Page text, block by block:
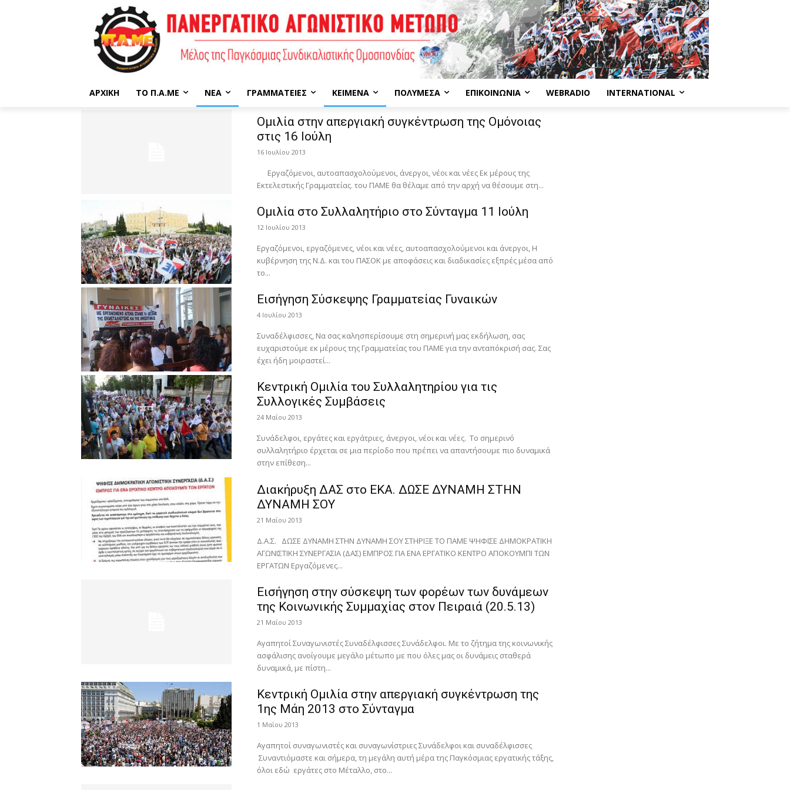
ΑΡΧΙΚΉ ΤΟ Π.Α.ΜΕ ΝΈΑ ΓΡΑΜΜΑΤΕΊΕΣ ΚΕΊΜΕΝΑ ΠΟΛΥΜΈΣΑ ΕΠΙΚΟΙΝΩΝΊΑ WEBRADIO INTERNATIONAL
Ομιλία στην απεργιακή συγκέντρωση της Ομόνοιας
στις 16 Ιούλη
16 Ιουλίου 2013
Εργαζόμενοι, αυτοαπασχολούμενοι, άνεργοι, νέοι και νέες Εκ μέρους της
Εκτελεστικής Γραμματείας. του ΠΑΜΕ θα θέλαμε από την αρχή να θέσουμε στη...
Ομιλία στο Συλλαλητήριο στο Σύνταγμα 11 Ιούλη
12 Ιουλίου 2013
Εργαζόμενοι, εργαζόμενες, νέοι και νέες, αυτοαπασχολούμενοι και άνεργοι, H
κυβέρνηση της Ν.Δ. και του ΠΑΣΟΚ με αποφάσεις και διαδικασίες εξπρές μέσα από
το...
Εισήγηση Σύσκεψης Γραμματείας Γυναικών
4 Ιουλίου 2013
Συναδέλφισσες, Να σας καλησπερίσουμε στη σημερινή μας εκδήλωση, σας
ευχαριστούμε εκ μέρους της Γραμματείας του ΠΑΜΕ για την ανταπόκρισή σας. Σας
έχει ήδη μοιραστεί...
Κεντρική Ομιλία του Συλλαλητηρίου για τις
Συλλογικές Συμβάσεις
24 Μαΐου 2013
Συνάδελφοι, εργάτες και εργάτριες, άνεργοι, νέοι και νέες. Το σημερινό
συλλαλητήριο έρχεται σε μια περίοδο που πρέπει να απαντήσουμε πιο δυναμικά
στην επίθεση...
Διακήρυξη ΔΑΣ στο ΕΚΑ. ΔΩΣΕ ΔΥΝΑΜΗ ΣΤΗΝ
ΔΥΝΑΜΗ ΣΟΥ
21 Μαΐου 2013
Δ.Α.Σ. ΔΩΣΕ ΔΥΝΑΜΗ ΣΤΗΝ ΔΥΝΑΜΗ ΣΟΥ ΣΤΗΡΙΞΕ ΤΟ ΠΑΜΕ ΨΗΦΙΣΕ ΔΗΜΟΚΡΑΤΙΚΗ
ΑΓΩΝΙΣΤΙΚΗ ΣΥΝΕΡΓΑΣΙΑ (ΔΑΣ) ΕΜΠΡΟΣ ΓΙΑ ΕΝΑ ΕΡΓΑΤΙΚΟ ΚΕΝΤΡΟ ΑΠΟΚΟΥΜΠΙ ΤΩΝ
ΕΡΓΑΤΩΝ Εργαζόμενες...
Εισήγηση στην σύσκεψη των φορέων των δυνάμεων
της Κοινωνικής Συμμαχίας στον Πειραιά (20.5.13)
21 Μαΐου 2013
Αγαπητοί Συναγωνιστές Συναδέλφισσες Συνάδελφοι. Με το ζήτημα της κοινωνικής
ασφάλισης ανοίγουμε μεγάλο μέτωπο με που όλες μας οι δυνάμεις σταθερά
δυναμικά, με πίστη...
Κεντρική Ομιλία στην απεργιακή συγκέντρωση της
1ης Μάη 2013 στο Σύνταγμα
1 Μαΐου 2013
Αγαπητοί συναγωνιστές και συναγωνίστριες Συνάδελφοι και συναδέλφισσες
Συναντιόμαστε και σήμερα, τη μεγάλη αυτή μέρα της Παγκόσμιας εργατικής τάξης,
όλοι εδώ εργάτες στο Μέταλλο, στο...